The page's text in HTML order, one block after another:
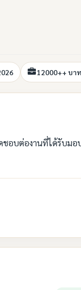
12000++ บา
ชอบต่องานที่ได้รับม